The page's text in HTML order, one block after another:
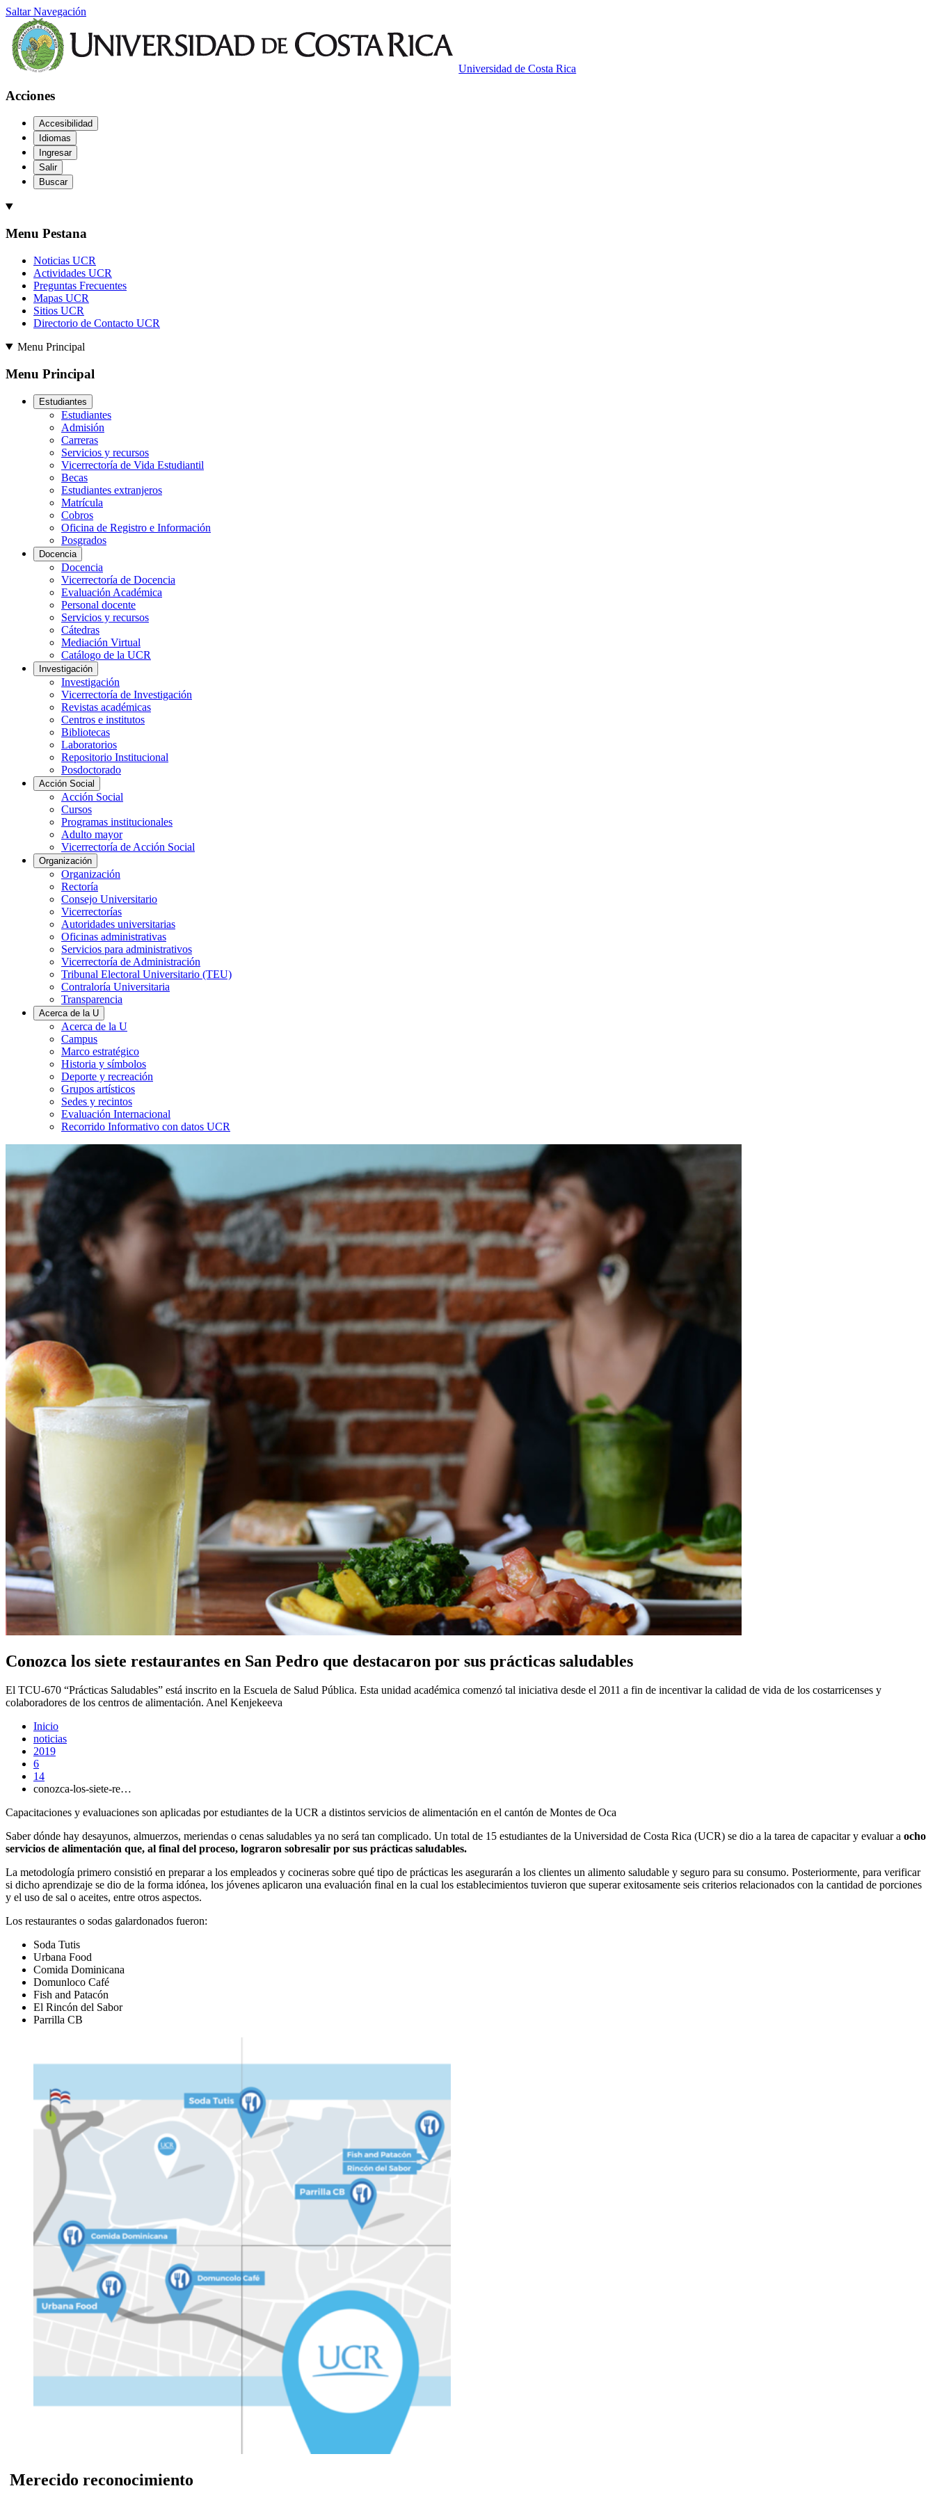
Saltar Navegación
Universidad de Costa Rica
Acciones
Accesibilidad
Idiomas
Ingresar
Salir
Buscar
Menu Pestana
Noticias UCR
Actividades UCR
Preguntas Frecuentes
Mapas UCR
Sitios UCR
Directorio de Contacto UCR
Menu Principal
Menu Principal
Estudiantes
Estudiantes
Admisión
Carreras
Servicios y recursos
Vicerrectoría de Vida Estudiantil
Becas
Estudiantes extranjeros
Matrícula
Cobros
Oficina de Registro e Información
Posgrados
Docencia
Docencia
Vicerrectoría de Docencia
Evaluación Académica
Personal docente
Servicios y recursos
Cátedras
Mediación Virtual
Catálogo de la UCR
Investigación
Investigación
Vicerrectoría de Investigación
Revistas académicas
Centros e institutos
Bibliotecas
Laboratorios
Repositorio Institucional
Posdoctorado
Acción Social
Acción Social
Cursos
Programas institucionales
Adulto mayor
Vicerrectoría de Acción Social
Organización
Organización
Rectoría
Consejo Universitario
Vicerrectorías
Autoridades universitarias
Oficinas administrativas
Servicios para administrativos
Vicerrectoría de Administración
Tribunal Electoral Universitario (TEU)
Contraloría Universitaria
Transparencia
Acerca de la U
Acerca de la U
Campus
Marco estratégico
Historia y símbolos
Deporte y recreación
Grupos artísticos
Sedes y recintos
Evaluación Internacional
Recorrido Informativo con datos UCR
Conozca los siete restaurantes en San Pedro que destacaron por sus prácticas saludables
El TCU-670 “Prácticas Saludables” está inscrito en la Escuela de Salud Pública. Esta unidad académica comenzó tal iniciativa desde el 2011 a fin de incentivar la calidad de vida de los costarricenses y
colaboradores de los centros de alimentación. Anel Kenjekeeva
Inicio
noticias
2019
6
14
conozca-los-siete-re…
Capacitaciones y evaluaciones son aplicadas por estudiantes de la UCR a distintos servicios de alimentación en el cantón de Montes de Oca
Saber dónde hay desayunos, almuerzos, meriendas o cenas saludables ya no será tan complicado. Un total de 15 estudiantes de la Universidad de Costa Rica (UCR) se dio a la tarea de capacitar y evaluar a ocho
servicios de alimentación que, al final del proceso, lograron sobresalir por sus prácticas saludables.
La metodología primero consistió en preparar a los empleados y cocineras sobre qué tipo de prácticas les asegurarán a los clientes un alimento saludable y seguro para su consumo. Posteriormente, para verificar
si dicho aprendizaje se dio de la forma idónea, los jóvenes aplicaron una evaluación final en la cual los establecimientos tuvieron que superar exitosamente seis criterios relacionados con la cantidad de porciones
y el uso de sal o aceites, entre otros aspectos.
Los restaurantes o sodas galardonados fueron:
Soda Tutis
Urbana Food
Comida Dominicana
Domunloco Café
Fish and Patacón
El Rincón del Sabor
Parrilla CB
Merecido reconocimiento